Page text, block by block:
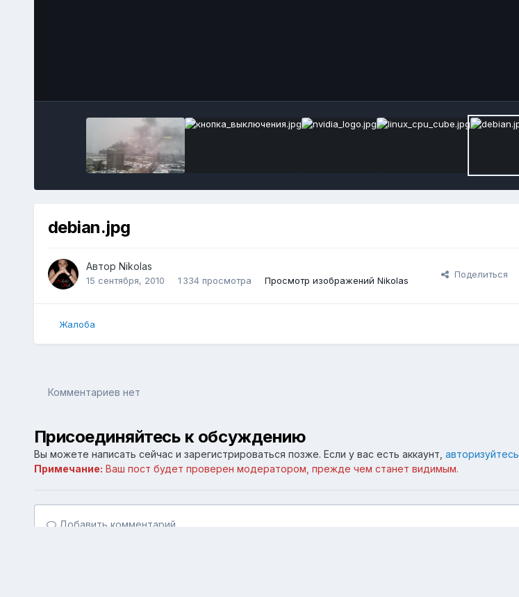
debian.jpg
Автор Nikolas
15 сентября, 2010 1 334 просмотра Просмотр изображений Nikolas
Поделиться
Жалоба
Комментариев нет
Присоединяйтесь к обсуждению
Вы можете написать сейчас и зарегистрироваться позже. Если у вас есть аккаунт, авторизуйтесь
Примечание: Ваш пост будет проверен модератором, прежде чем станет видимым.
Добавить комментарий...